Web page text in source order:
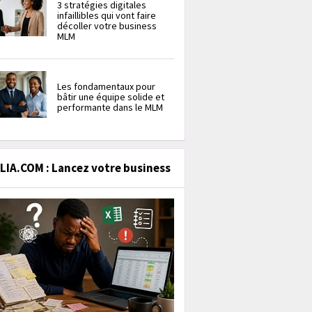
3 stratégies digitales
infaillibles qui vont faire
décoller votre business
MLM
Les fondamentaux pour
bâtir une équipe solide et
performante dans le MLM
: Lancez votre business